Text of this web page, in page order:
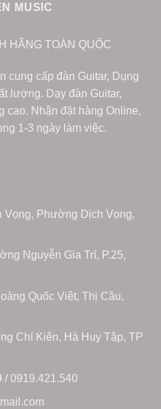
MUSIC
HÃNG TOÀN QUỐC
cung cấp đàn Guitar, Dụng
lượng. Dạy đàn Guitar,
Nhận đặt hàng Online,
1-3 ngày làm việc.
Vọng, Phường Dịch Vọng,
Nguyễn Gia Trí, P.25,
Quốc Việt, Thị Cầu,
Chí Kiên, Hà Huy Tập, TP
/ 0919.421.540